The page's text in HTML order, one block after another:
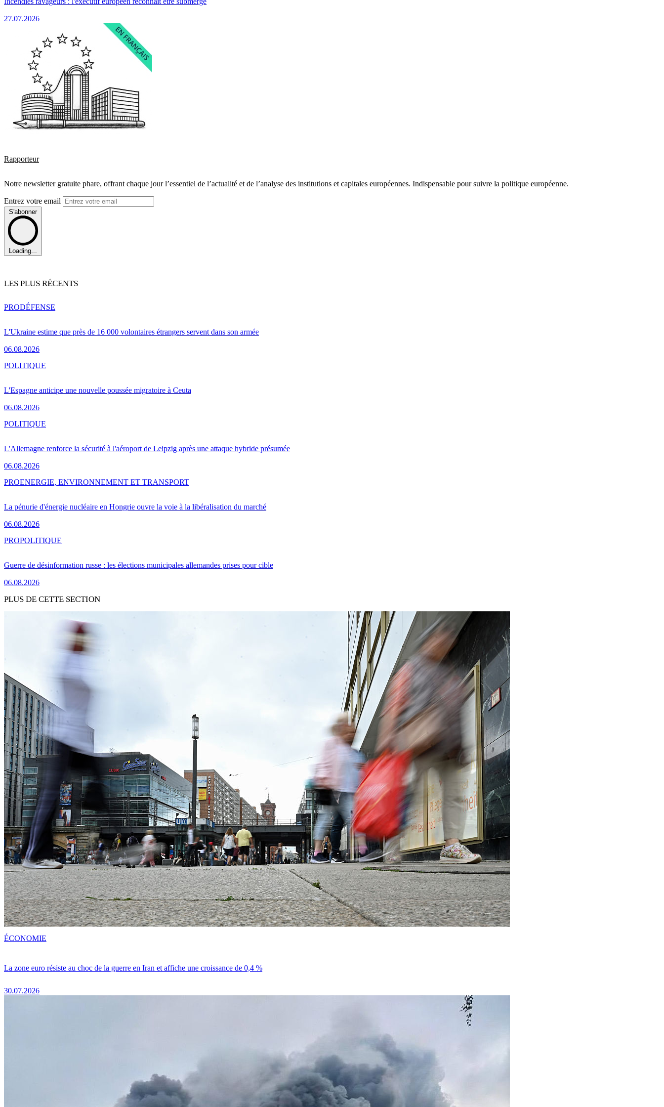
27.07.2026
Rapporteur
Notre newsletter gratuite phare, offrant chaque jour l’essentiel de l’actualité et de l’analyse des institutions et capitales européennes. Indispensable pour suivre la politique européenne.
Entrez votre email
S'abonner
Loading...
LES PLUS RÉCENTS
L'Ukraine estime que près de 16 000 volontaires étrangers servent dans son armée
06.08.2026
PRODÉFENSE
L'Espagne anticipe une nouvelle poussée migratoire à Ceuta
06.08.2026
POLITIQUE
L'Allemagne renforce la sécurité à l'aéroport de Leipzig après une attaque hybride présumée
06.08.2026
POLITIQUE
La pénurie d'énergie nucléaire en Hongrie ouvre la voie à la libéralisation du marché
06.08.2026
PROENERGIE, ENVIRONNEMENT ET TRANSPORT
Guerre de désinformation russe : les élections municipales allemandes prises pour cible
06.08.2026
PROPOLITIQUE
PLUS DE CETTE SECTION
La zone euro résiste au choc de la guerre en Iran et affiche une croissance de 0,4 %
30.07.2026
ÉCONOMIE